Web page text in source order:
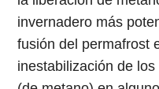
invernadero más
fusión del permafrost
inestabilización de